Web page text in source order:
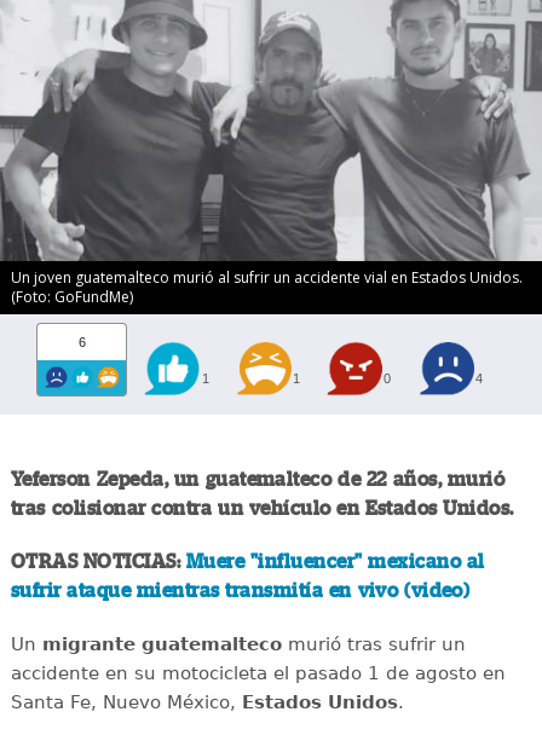
Un joven guatemalteco murió al sufrir un accidente vial en Estados Unidos.
(Foto: GoFundMe)
6
1 1 0 4
Yeferson Zepeda, un guatemalteco de 22 años, murió
tras colisionar contra un vehículo en Estados Unidos.
OTRAS NOTICIAS: Muere "influencer" mexicano al
sufrir ataque mientras transmitía en vivo (video)
Un migrante guatemaltecomurió tras sufrir un
accidente en su motocicleta el pasado 1 de agosto en
Santa Fe, Nuevo México, Estados Unidos.